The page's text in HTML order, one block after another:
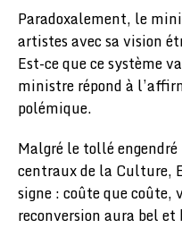
Paradoxalement, le
artistes avec sa vision
Est-ce que ce système
ministre répond à
polémique.
Malgré le tollé
centraux de la Culture,
signe : coûte que
reconversion aura bel